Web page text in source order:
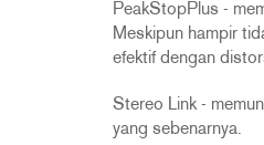
PeakStopPlus -
Meskipun hampir
efektif dengan
Stereo Link -
yang sebenarnya.